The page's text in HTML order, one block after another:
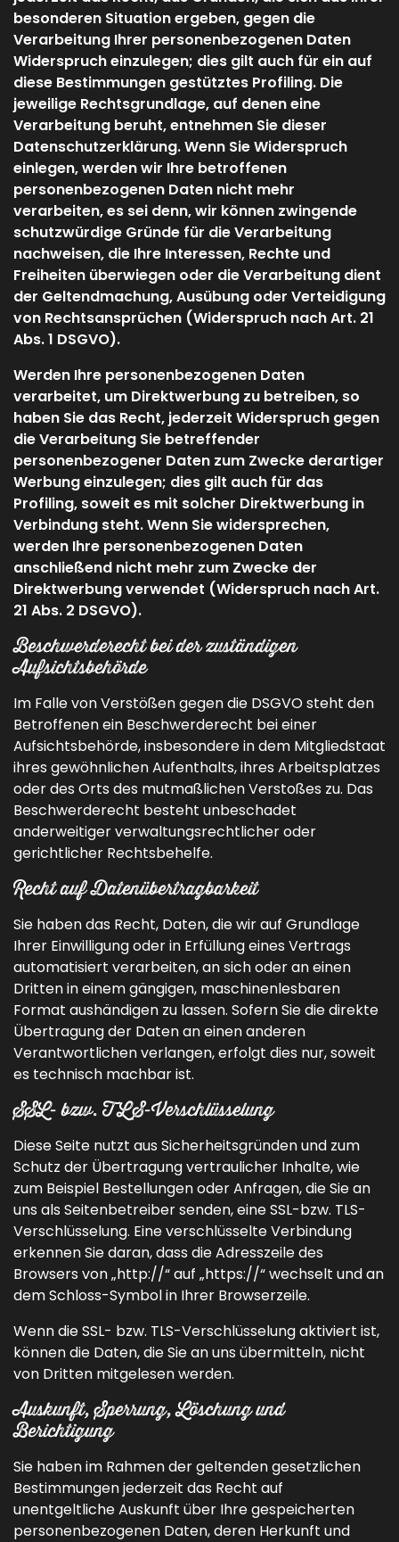
besonderen Situation ergeben, gegen die
Verarbeitung Ihrer personenbezogenen Daten
Widerspruch einzulegen; dies gilt auch für ein auf
diese Bestimmungen gestütztes Profiling. Die
jeweilige Rechtsgrundlage, auf denen eine
Verarbeitung beruht, entnehmen Sie dieser
Datenschutzerklärung. Wenn Sie Widerspruch
einlegen, werden wir Ihre betroffenen
personenbezogenen Daten nicht mehr
verarbeiten, es sei denn, wir können zwingende
schutzwürdige Gründe für die Verarbeitung
nachweisen, die Ihre Interessen, Rechte und
Freiheiten überwiegen oder die Verarbeitung dient
der Geltendmachung, Ausübung oder Verteidigung
von Rechtsansprüchen (Widerspruch nach Art. 21
Abs. 1 DSGVO).
Werden Ihre personenbezogenen Daten
verarbeitet, um Direktwerbung zu betreiben, so
haben Sie das Recht, jederzeit Widerspruch gegen
die Verarbeitung Sie betreffender
personenbezogener Daten zum Zwecke derartiger
Werbung einzulegen; dies gilt auch für das
Profiling, soweit es mit solcher Direktwerbung in
Verbindung steht. Wenn Sie widersprechen,
werden Ihre personenbezogenen Daten
anschließend nicht mehr zum Zwecke der
Direktwerbung verwendet (Widerspruch nach Art.
21 Abs. 2 DSGVO).
Beschwerderecht bei der zuständigen
Aufsichtsbehörde
Im Falle von Verstößen gegen die DSGVO steht den
Betroffenen ein Beschwerderecht bei einer
Aufsichtsbehörde, insbesondere in dem Mitgliedstaat
ihres gewöhnlichen Aufenthalts, ihres Arbeitsplatzes
oder des Orts des mutmaßlichen Verstoßes zu. Das
Beschwerderecht besteht unbeschadet
anderweitiger verwaltungsrechtlicher oder
gerichtlicher Rechtsbehelfe.
Recht auf Datenübertragbarkeit
Sie haben das Recht, Daten, die wir auf Grundlage
Ihrer Einwilligung oder in Erfüllung eines Vertrags
automatisiert verarbeiten, an sich oder an einen
Dritten in einem gängigen, maschinenlesbaren
Format aushändigen zu lassen. Sofern Sie die direkte
Übertragung der Daten an einen anderen
Verantwortlichen verlangen, erfolgt dies nur, soweit
es technisch machbar ist.
SSL- bzw. TLS-Verschlüsselung
Diese Seite nutzt aus Sicherheitsgründen und zum
Schutz der Übertragung vertraulicher Inhalte, wie
zum Beispiel Bestellungen oder Anfragen, die Sie an
uns als Seitenbetreiber senden, eine SSL-bzw. TLS-
Verschlüsselung. Eine verschlüsselte Verbindung
erkennen Sie daran, dass die Adresszeile des
Browsers von „http://“ auf „https://“ wechselt und an
dem Schloss-Symbol in Ihrer Browserzeile.
Wenn die SSL- bzw. TLS-Verschlüsselung aktiviert ist,
können die Daten, die Sie an uns übermitteln, nicht
von Dritten mitgelesen werden.
Auskunft, Sperrung, Löschung und
Berichtigung
Sie haben im Rahmen der geltenden gesetzlichen
Bestimmungen jederzeit das Recht auf
unentgeltliche Auskunft über Ihre gespeicherten
personenbezogenen Daten, deren Herkunft und